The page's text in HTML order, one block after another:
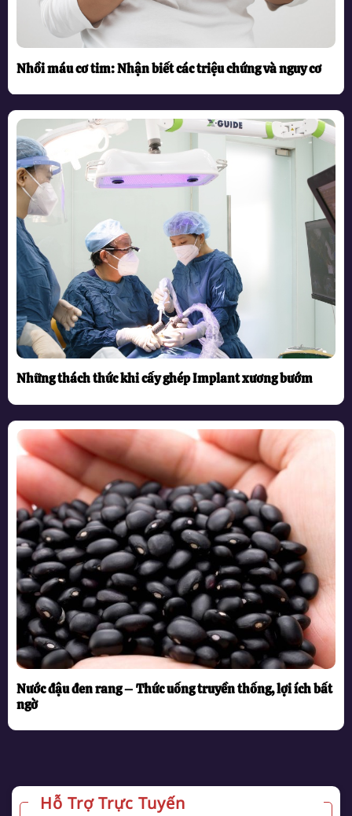
Hỗ Trợ Trực Tuyến
Nhồi máu cơ tim: Nhận biết các triệu chứng và nguy cơ
Những thách thức khi cấy ghép Implant xương bướm
Nước đậu đen rang – Thức uống truyền thống, lợi ích bất
ngờ